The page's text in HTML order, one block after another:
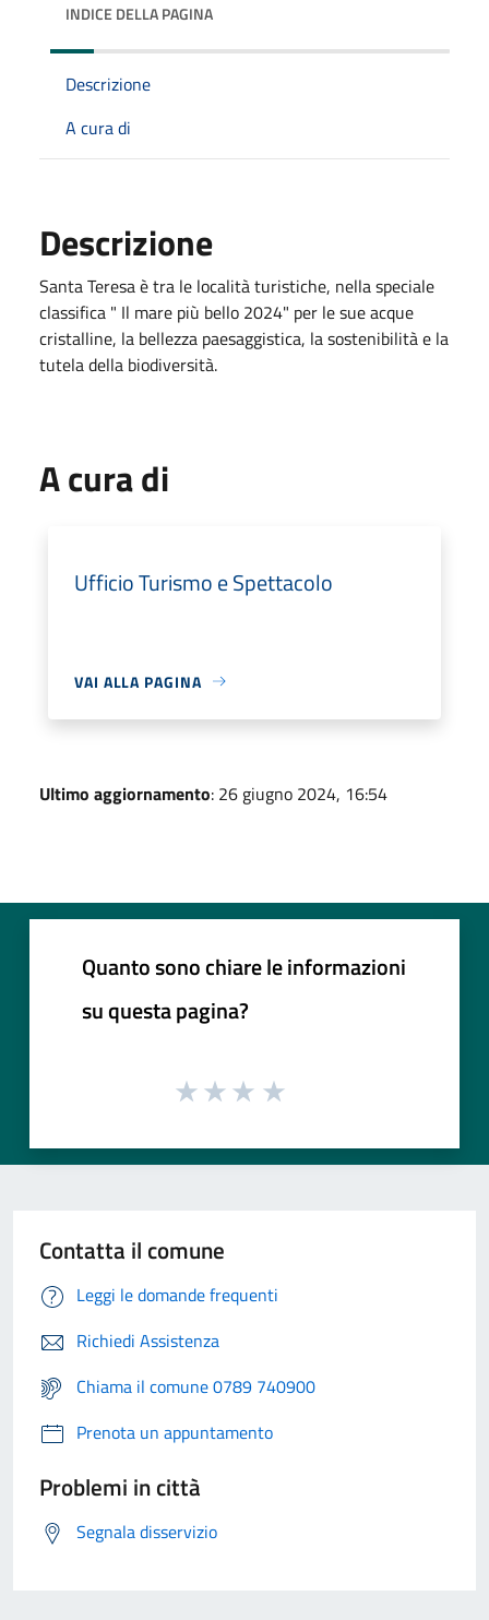
INDICE DELLA PAGINA
Descrizione
A cura di
Descrizione
Santa Teresa è tra le località turistiche, nella speciale
classifica " Il mare più bello 2024" per le sue acque
cristalline, la bellezza paesaggistica, la sostenibilità e la
tutela della biodiversità.
A cura di
Ufficio Turismo e Spettacolo
VAI ALLA PAGINA
Ultimo aggiornamento: 26 giugno 2024, 16:54
Quanto sono chiare le informazioni
su questa pagina?
Contatta il comune
Leggi le domande frequenti
Richiedi Assistenza
Chiama il comune 0789 740900
Prenota un appuntamento
Problemi in città
Segnala disservizio